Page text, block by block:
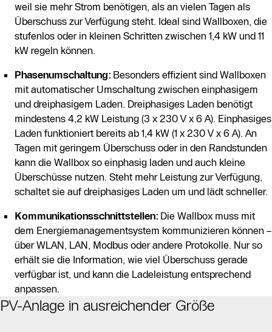
weil sie mehr Strom benötigen, als an vielen Tagen als
Überschuss zur Verfügung steht. Ideal sind Wallboxen, die
stufenlos oder in kleinen Schritten zwischen 1,4 kW und 11
kW regeln können.
Phasenumschaltung: Besonders effizient sind Wallboxen
mit automatischer Umschaltung zwischen einphasigem
und dreiphasigem Laden. Dreiphasiges Laden benötigt
mindestens 4,2 kW Leistung (3 x 230 V x 6 A). Einphasiges
Laden funktioniert bereits ab 1,4 kW (1 x 230 V x 6 A). An
Tagen mit geringem Überschuss oder in den Randstunden
kann die Wallbox so einphasig laden und auch kleine
Überschüsse nutzen. Steht mehr Leistung zur Verfügung,
schaltet sie auf dreiphasiges Laden um und lädt schneller.
Kommunikationsschnittstellen: Die Wallbox muss mit
dem Energiemanagementsystem kommunizieren können –
über WLAN, LAN, Modbus oder andere Protokolle. Nur so
erhält sie die Information, wie viel Überschuss gerade
verfügbar ist, und kann die Ladeleistung entsprechend
anpassen.
PV-Anlage in ausreichender Größe